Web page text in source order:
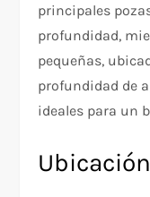
principales
profundidad,
pequeñas,
profundidad de
ideales para un
Ubicación